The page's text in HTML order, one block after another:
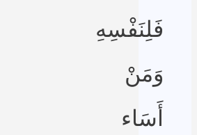
فَلِنَفْسِهِ
وَمَنْ
أَسَاء